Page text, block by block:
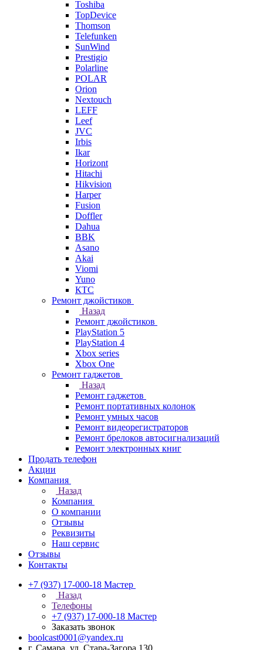
Toshiba
TopDevice
Thomson
Telefunken
SunWind
Prestigio
Polarline
POLAR
Orion
Nextouch
LEFF
Leef
JVC
Irbis
Ikar
Horizont
Hitachi
Hikvision
Harper
Fusion
Doffler
Dahua
BBK
Asano
Akai
Viomi
Yuno
КТС
Ремонт джойстиков
Назад
Ремонт джойстиков
PlayStation 5
PlayStation 4
Xbox series
Xbox One
Ремонт гаджетов
Назад
Ремонт гаджетов
Ремонт портативных колонок
Ремонт умных часов
Ремонт видеорегистраторов
Ремонт брелоков автосигнализаций
Ремонт электронных книг
Продать телефон
Акции
Компания
Назад
Компания
О компании
Отзывы
Реквизиты
Наш сервис
Отзывы
Контакты
+7 (937) 17-000-18 Мастер
Назад
Телефоны
+7 (937) 17-000-18 Мастер
Заказать звонок
boolcast0001@yandex.ru
г. Самара, ул. Стара-Загора 130